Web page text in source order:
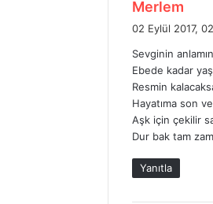
Merlem
i
k
i
02 Eylül 2017,
Sevginin
Ebede kadar
Resmin
Hayatıma son
Aşk için çekilir
Dur bak tam
Yanıtla